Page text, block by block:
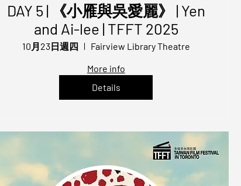
DAY 5 | 《小雁與吳愛麗》 | Yen
and Ai-lee | TFFT 2025
10月23日週四
Fairview Library Theatre
More info
Details